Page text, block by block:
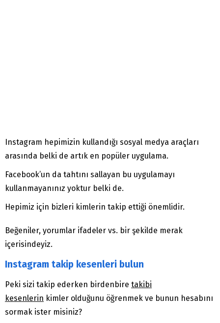
Instagram hepimizin kullandığı sosyal medya araçları
arasında belki de artık en popüler uygulama.
Facebook’un da tahtını sallayan bu uygulamayı
kullanmayanınız yoktur belki de.
Hepimiz için bizleri kimlerin takip ettiği önemlidir.
Beğeniler, yorumlar ifadeler vs. bir şekilde merak
içerisindeyiz.
Instagram takip kesenleri bulun
Peki sizi takip ederken birdenbire takibi
kesenlerin kimler olduğunu öğrenmek ve bunun hesabını
sormak ister misiniz?